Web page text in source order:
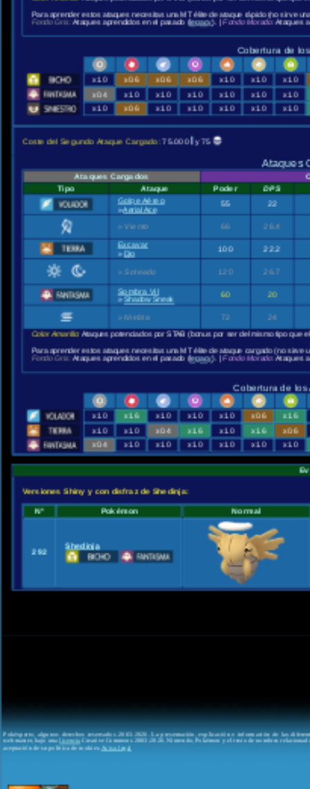
Para aprender estos ataques necesitas una MT élite de ataque rápido (no sirve
Fondo Gris:Ataques aprendidos en el pasado (legacy). |Fondo Morado:Ataques
Cobertura de
x1.0 x0.6 x0.6 x0.6 x1.0 x1.0
x1.0
x0.4
x1.0 x1.0 x1.0 x1.0 x1.0
x1.0
x1.0
x0.6 x1.0 x1.0 x1.0 x1.0 x1.0
Coste del Segundo Ataque Cargado:75.000 y 75
Ataques
Ataques Cargados
Tipo
Ataque Poder
DPS
Golpe Aéreo
»Aerial Ace 55 22
» Viento 66
26.4
Excavar
»Dig 100 22.2
»Soleado 120
26.7
Sombra Vil
»Shadow Sneak 60 20
» Niebla 72 24
Color Amarillo: Ataques potenciados por STAB (bonus por ser del mismo tipo que
Para aprender estos ataques necesitas una MT élite de ataque cargado (no sirve
Fondo Gris: Ataques aprendidos en el pasado (legacy). |Fondo Morado:Ataques
Cobertura de los
x1.0 x1.6 x1.0 x1.0 x1.0 x0.6
x1.6
x1.0
x1.0 x0.4 x1.6 x1.0 x1.6
x0.6
x0.4
x1.0 x1.0 x1.0 x1.0 x1.0 x1.0
Versiones Shiny y con disfraz de Shedinja:
Nº Pokémon Normal
292
Shedinja
Pokéxperto, algunos derechos reservados 2003-2026. La presentación, explicación e información de las
webmaster, bajo una licenciaCreative Commons 2003-2026. Nintendo, Pokémon y el resto de nombres
aceptación de su política de cookies. Aviso legal